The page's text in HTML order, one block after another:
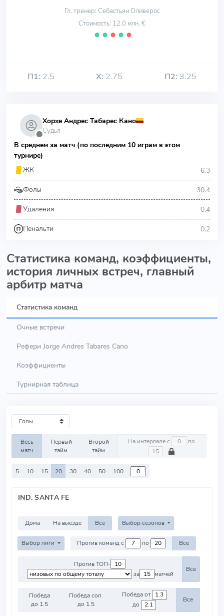
Гл. тренер: Себастьян Оливерос
Стоимость: 12.0 млн. €
⬤ ⬤ ⬤ ⬤ ⬤
П1: 2.5 Х: 2.75 П2: 3.25
⬤
Хорхе Андрес Табарес Кано
Судья
В среднем за матч (по последним 10 играм в этом
турнире)
ЖК
6.3
Фолы 30.4
Удаления 0.4
Пенальти 0.2
Статистика команд, коэффициенты,
история личных встреч, главный
арбитр матча
Статистика команд
Очные встречи
Рефери Jorge Andres Tabares Cano
Коэффициенты
Турнирная таблица
Весь
матч
Первый
тайм
Второй
тайм
На интервале с по
5 10 15 20 30 40 50 100
IND. SANTA FE
Дома На выезде Все Выбор сезонов
Выбор лиги Против команд с по Все
Против ТОП-
за
матчей
Все
Победа
до 1.5
Победа соп.
до 1.5
Победа от
до
Все